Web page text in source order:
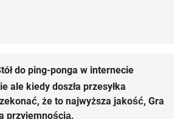
do ping-ponga w internecie
ale kiedy doszła przesyłka
że to najwyższa jakość, Gra
przyjemnością.